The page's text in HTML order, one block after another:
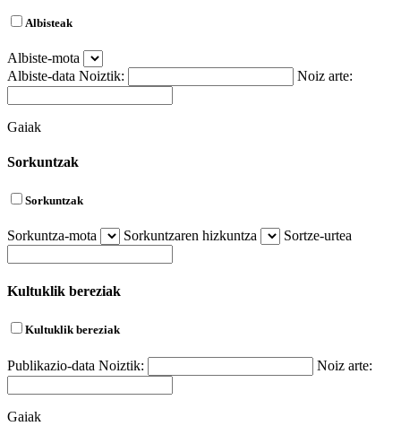
Albisteak
Albiste-mota
Albiste-data Noiztik: Noiz arte:
Gaiak
Sorkuntzak
Sorkuntzak
Sorkuntza-mota Sorkuntzaren hizkuntza Sortze-urtea
Kultuklik bereziak
Kultuklik bereziak
Publikazio-data Noiztik: Noiz arte:
Gaiak